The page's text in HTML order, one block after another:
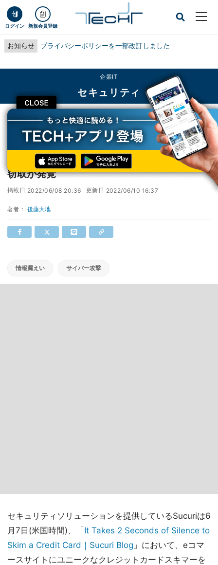
ログイン 新規会員登録
お知らせ プライバシーポリシーを一部改訂しました
CLOSE
企業IT
セキュリティ
TECH+ 企業IT
セキュリティ
2秒の沈黙を悪用したクレジットカード情報の窃取が発覚
2秒の沈黙を悪用したクレジットカード情報の
窃取が発覚
掲載日 2022/06/08 20:36 更新日 2022/06/10 16:37
著者： 後藤大地
情報漏えい サイバー攻撃
セキュリティソリューションを提供しているSucuriは6
月7日(米国時間)、「 It Takes 2 Seconds of Silence to
Skim a Credit Card｜Sucuri Blog 」において、eコマ
ースサイトにユニークなクレジットカードスキマーを